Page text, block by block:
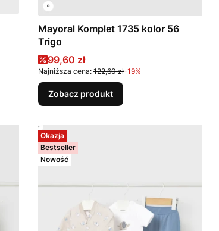
Mayoral Komplet 1735 kolor 56
Trigo
Cena promocyjna
99,60 zł
Najniższa cena: 122,60 zł-19%
Zobacz produkt
Okazja
Bestseller
Nowość